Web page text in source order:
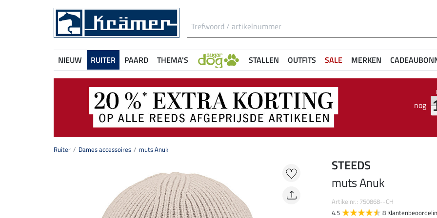
NIEUW RUITER PAARD THEMA'S STALLEN OUTFITS SALE MERKEN
nog
Ruiter Dames accessoires muts Anuk
STEEDS
muts Anuk
Artikelnr.: 750868--CH
4.5
8